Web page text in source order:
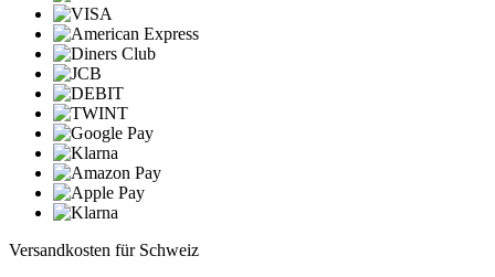
Versandkosten für Schweiz